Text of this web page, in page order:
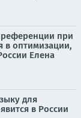
при
в оптимизации,
Елена
для
в России